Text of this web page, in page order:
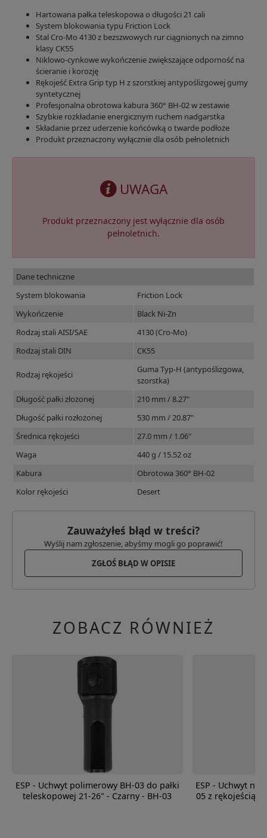
Hartowana pałka teleskopowa o długości 21 cali
System blokowania typu Friction Lock
Stal Cro-Mo 4130 z bezszwowych rur ciągnionych na zimno
klasy CK55
Niklowo-cynkowe wykończenie zwiększające odporność na
ścieranie i korozję
Rękojeść Extra Grip typ H z szorstkiej antypoślizgowej gumy
syntetycznej
Profesjonalna obrotowa kabura 360° BH-02 w zestawie
Szybkie rozkładanie energicznym ruchem nadgarstka
Składanie przez uderzenie końcówką o twarde podłoże
Produkt przeznaczony wyłącznie dla osób pełnoletnich
UWAGA
Produkt przeznaczony jest wyłącznie dla osób
pełnoletnich.
Dane techniczne
System blokowania
Friction Lock
Wykończenie
Black Ni-Zn
Rodzaj stali AISI/SAE
4130 (Cro-Mo)
Rodzaj stali DIN
CK55
Rodzaj rękojeści
Guma Typ-H (antypoślizgowa,
szorstka)
Długość pałki złożonej
210 mm / 8.27"
Długość pałki rozłożonej
530 mm / 20.87"
Średnica rękojeści
27.0 mm / 1.06"
Waga
440 g / 15.52 oz
Kabura
Obrotowa 360° BH-02
Kolor rękojeści
Desert
Zauważyłeś błąd w treści?
Wyślij nam zgłoszenie, abyśmy mogli go poprawić!
ZGŁOŚ BŁĄD W OPISIE
ZOBACZ RÓWNIEŻ
ESP - Uchwyt polimerowy BH-03 do pałki
teleskopowej 21-26" - Czarny - BH-03
ESP - Uchwyt na
05 z rękojeścią